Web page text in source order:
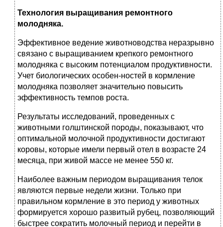
Технология выращивания ремонтного
молодняка.
Эффективное ведение животноводства неразрывно
связано с выращиванием крепкого ремонтного
молодняка с высоким потенциалом продуктивности.
Учет биологических особен-ностей в кормление
молодняка позволяет значительно повысить
эффективность темпов роста.
Результаты исследований, проведенных с
животными голштинской породы, показывают, что
оптимальной молочной продуктивности достигают
коровы, которые имели первый отел в возрасте 24
месяца, при живой массе не менее 550 кг.
Наиболее важным периодом выращивания телок
являются первые недели жизни. Только при
правильном кормление в это период у животных
формируется хорошо развитый рубец, позволяющий
быстрее сократить молочный период и перейти в